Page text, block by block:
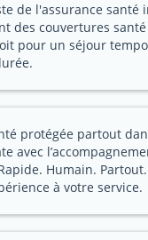
de l'assurance santé
des couvertures
pour un séjour
protégée partout
avec
Humain.
à votre service.